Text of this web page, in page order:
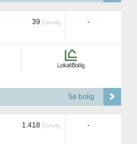
39 Ejerudg. -
Se bolig
1.418 Ejerudg. -